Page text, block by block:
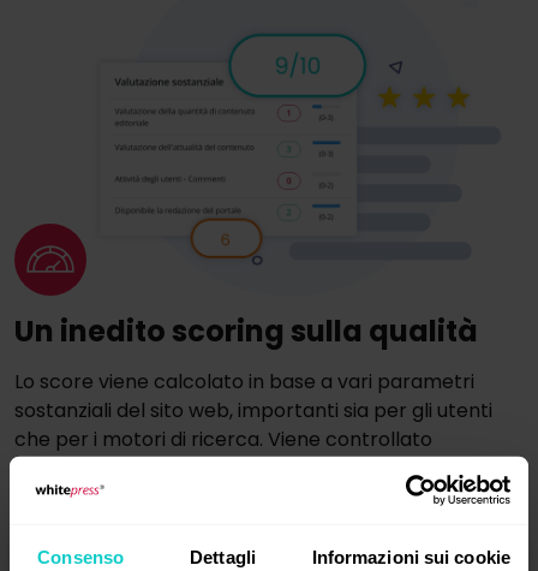
Consenso Dettagli Informazioni sui cookie
Un inedito scoring sulla qualità
Lo score viene calcolato in base a vari parametri
sostanziali del sito web, importanti sia per gli utenti
che per i motori di ricerca. Viene controllato
e valutato manualmente dal team WhitePress®.